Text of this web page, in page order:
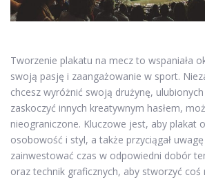
Tworzenie plakatu na mecz to wspaniała
swoją pasję i zaangażowanie w sport.
chcesz wyróżnić swoją drużynę,
zaskoczyć innych kreatywnym hasłem,
nieograniczone. Kluczowe jest, aby plakat
osobowość i styl, a także przyciągał
zainwestować czas w odpowiedni dobór
oraz technik graficznych, aby stworzyć coś